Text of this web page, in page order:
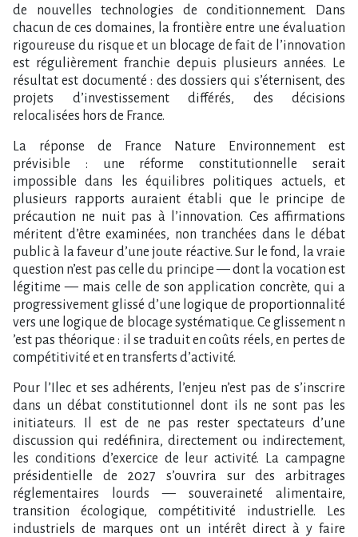
de nouvelles technologies de conditionnement. Dans
chacun de ces domaines, la frontière entre une évaluation
rigoureuse du risque et un blocage de fait de l​‌’innovation
est régulièrement franchie depuis plusieurs années. Le
résultat est documenté : des dossiers qui s​‌’éternisent, des
projets d​‌’investissement différés, des décisions
relocalisées hors de France.
La réponse de France Nature Environnement est
prévisible : une réforme constitutionnelle serait
impossible dans les équilibres politiques actuels, et
plusieurs rapports auraient établi que le principe de
précaution ne nuit pas à l​‌’innovation. Ces affirmations
méritent d​‌’être examinées, non tranchées dans le débat
public à la faveur d​‌’une joute réactive. Sur le fond, la vraie
question n​‌’est pas celle du principe — dont la vocation est
légitime — mais celle de son application concrète, qui a
progressivement glissé d​‌’une logique de proportionnalité
vers une logique de blocage systématique. Ce glissement n​
‌’est pas théorique : il se traduit en coûts réels, en pertes de
compétitivité et en transferts d​‌’activité.
Pour l​‌’Ilec et ses adhérents, l​‌’enjeu n​‌’est pas de s​‌’inscrire
dans un débat constitutionnel dont ils ne sont pas les
initiateurs. Il est de ne pas rester spectateurs d​‌’une
discussion qui redéfinira, directement ou indirectement,
les conditions d​‌’exercice de leur activité. La campagne
présidentielle de 2027 s​‌’ouvrira sur des arbitrages
réglementaires lourds — souveraineté alimentaire,
transition écologique, compétitivité industrielle. Les
industriels de marques ont un intérêt direct à y faire